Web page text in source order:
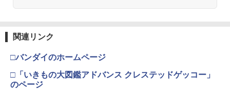
関連リンク
□バンダイのホームページ
□「いきもの大図鑑アドバンス クレステッドゲッコー」
のページ